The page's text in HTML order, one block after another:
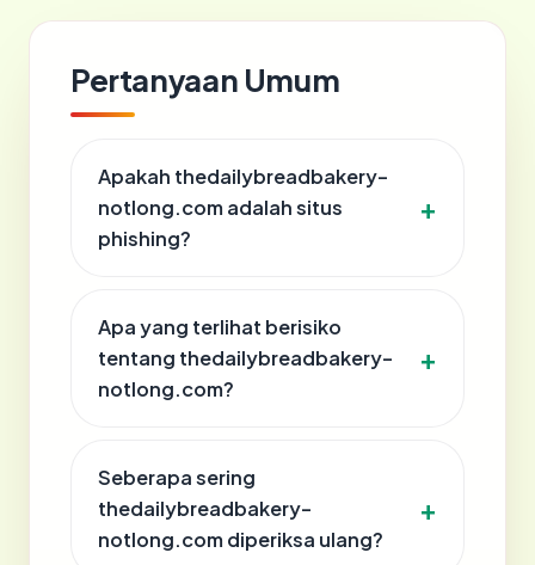
Pertanyaan Umum
Apakah thedailybreadbakery-
notlong.com adalah situs
phishing?
Apa yang terlihat berisiko
tentang thedailybreadbakery-
notlong.com?
Seberapa sering
thedailybreadbakery-
notlong.com diperiksa ulang?